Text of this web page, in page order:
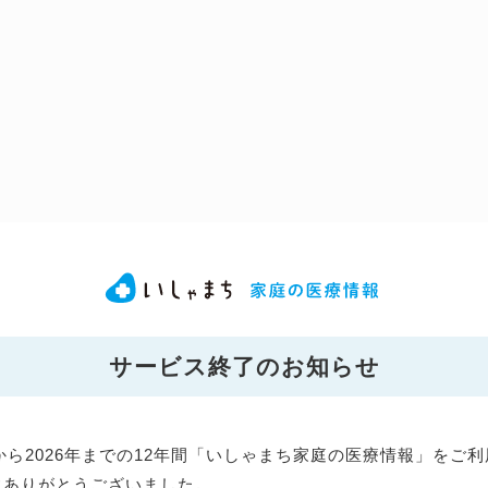
サービス終了のお知らせ
ら2026年までの12年間「いしゃまち家庭の医療情報」をご
りがとうございました。